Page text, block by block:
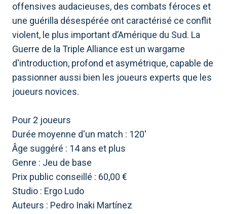
offensives audacieuses, des combats féroces et
une guérilla désespérée ont caractérisé ce conflit
violent, le plus important d’Amérique du Sud. La
Guerre de la Triple Alliance est un wargame
d'introduction, profond et asymétrique, capable de
passionner aussi bien les joueurs experts que les
joueurs novices.
Pour 2 joueurs
Durée moyenne d'un match : 120'
Âge suggéré : 14 ans et plus
Genre : Jeu de base
Prix ​​public conseillé : 60,00 €
Studio : Ergo Ludo
Auteurs : Pedro Inaki Martínez